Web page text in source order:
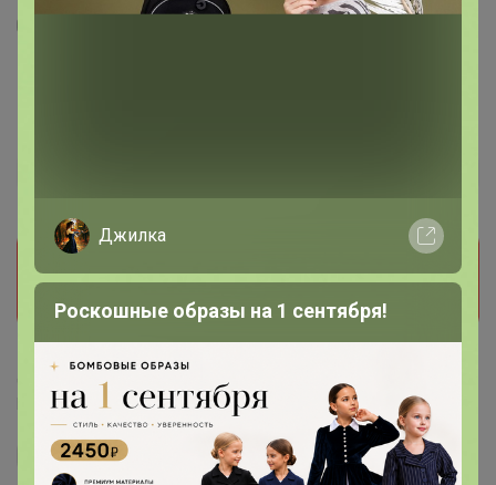
Прием заказов на этот лот временно
приостановлен организатором. Поставьте отметку
только он станет доступен!
Делая заказ, Вы подтверждаете что ознакомлены с
регламентом выкупа и соглашаетесь с договором оферты
Джилка
Роскошные образы на 1 сентября!